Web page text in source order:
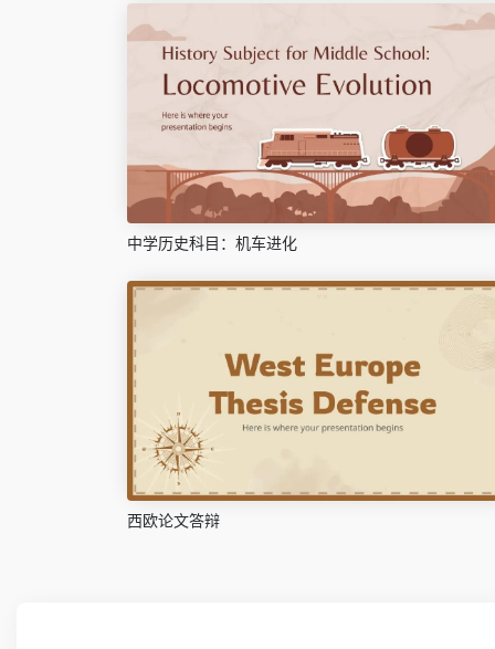
中学历史科目：机车进化
西欧论文答辩